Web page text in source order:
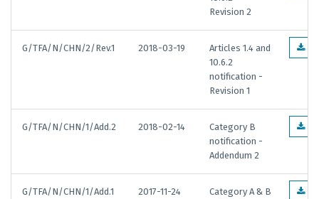
Revision 2
G/TFA/N/CHN/2/Rev.1 2018-03-19
Articles 1.4 and
10.6.2
notification -
Revision 1
G/TFA/N/CHN/1/Add.2 2018-02-14
Category B
notification -
Addendum 2
G/TFA/N/CHN/1/Add.1 2017-11-24
Category A & B